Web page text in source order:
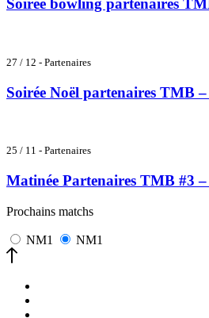
Soirée bowling partenaires
27 / 12 - Partenaires
Soirée Noël partenaires TMB
25 / 11 - Partenaires
Matinée Partenaires TMB #3
Prochains matchs
NM1 NM1